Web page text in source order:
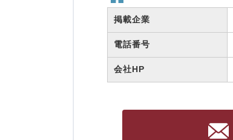
掲載企業
電話番号
会社HP